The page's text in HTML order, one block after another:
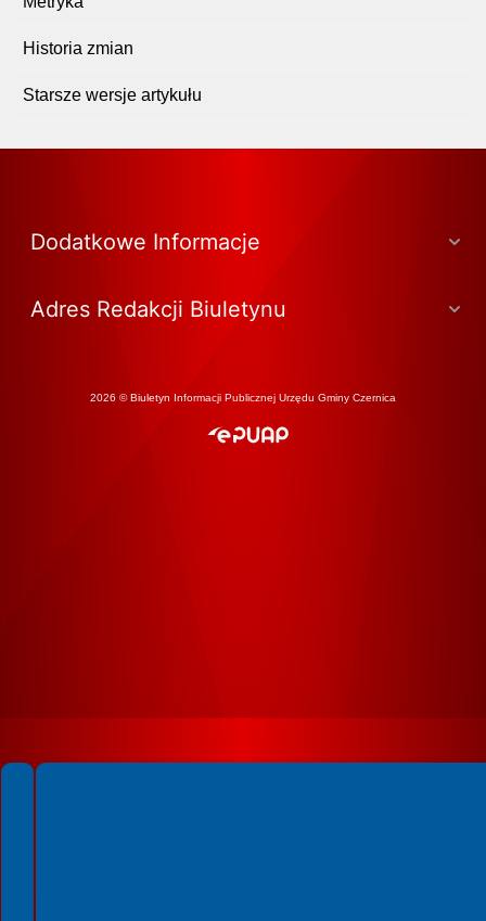
Historia zmian
Starsze wersje artykułu
Dodatkowe Informacje
Adres Redakcji Biuletynu
2026 © Biuletyn Informacji Publicznej Urzędu Gminy Czernica
Spełniamy standardy WCAG 2.2
Spełniamy standardy W3C